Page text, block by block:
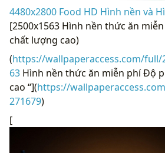
4480x2800 Food HD Hình nền và
[2500x1563 Hình nền thức ăn
chất lượng cao)
(https://wallpaperaccess.com/full/
63 Hình nền thức ăn miễn phí Độ
cao “](https://
271679)
[